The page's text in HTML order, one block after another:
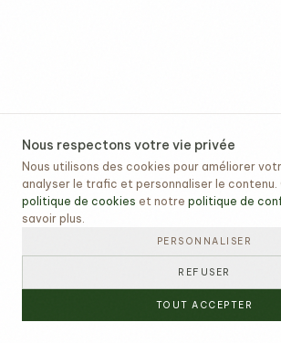
Nous respectons votre vie privée
Nous utilisons des cookies pour améliorer
analyser le trafic et personnaliser le contenu.
politique de cookies et notre politique de
savoir plus.
PERSONNALISER
REFUSER
TOUT ACCEPTER